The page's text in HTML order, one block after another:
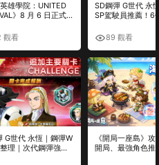
英雄學院：UNITED
》8 月 6 日正式上
整整理
觀看
G世代 永恆｜鋼彈W
理｜次代鋼彈強
SD鋼彈 G世代 永
SP駕駛員推薦！6
89 觀看
《開局一座島》攻
開局、最強角色推